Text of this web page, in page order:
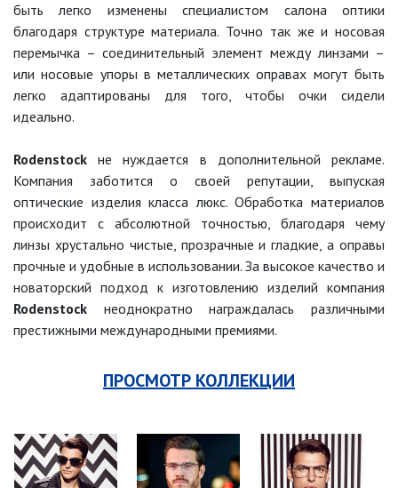
быть легко изменены специалистом салона оптики
благодаря структуре материала. Точно так же и носовая
перемычка – соединительный элемент между линзами –
или носовые упоры в металлических оправах могут быть
легко адаптированы для того, чтобы очки сидели
идеально.
Rodenstockне нуждается в дополнительной рекламе.
Компания заботится о своей репутации, выпуская
оптические изделия класса люкс. Обработка материалов
происходит с абсолютной точностью, благодаря чему
линзы хрустально чистые, прозрачные и гладкие, а оправы
прочные и удобные в использовании. За высокое качество и
новаторский подход к изготовлению изделий компания
Rodenstock неоднократно награждалась различными
престижными международными премиями.
ПРОСМОТР КОЛЛЕКЦИИ